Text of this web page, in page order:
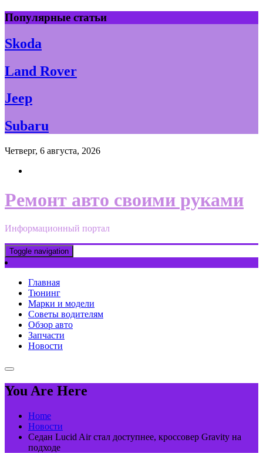
Skip
to
content
Популярные статьи
Skoda
Land Rover
Jeep
Subaru
Четверг, 6 августа, 2026
Ремонт авто своими руками
Информационный портал
Toggle navigation
Главная
Тюнинг
Марки и модели
Советы водителям
Обзор авто
Запчасти
Новости
You Are Here
Home
Новости
Седан Lucid Air стал доступнее, кроссовер Gravity на
подходе